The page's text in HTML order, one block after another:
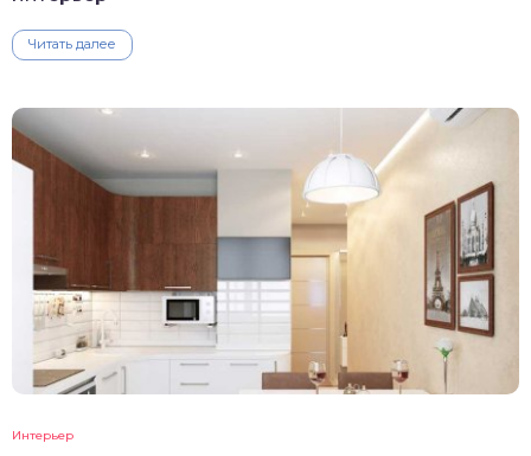
Читать далее
Интерьер